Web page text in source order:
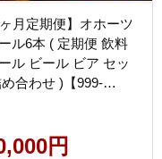
ヶ月定期便】オホーツ
ル6本 ( 定期便 飲料
ル ビール ビア セッ
め合わせ )【999-
円